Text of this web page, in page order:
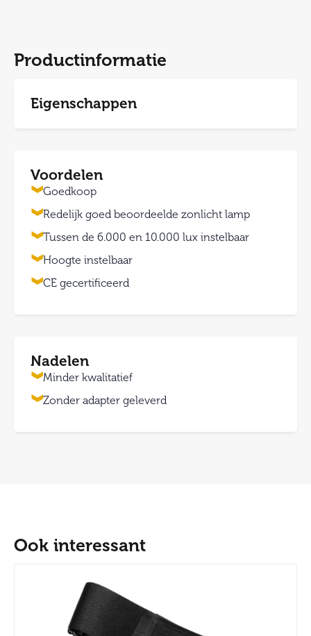
Productinformatie
Eigenschappen
Voordelen
Goedkoop
Redelijk goed beoordeelde zonlicht lamp
Tussen de 6.000 en 10.000 lux instelbaar
Hoogte instelbaar
CE gecertificeerd
Nadelen
Minder kwalitatief
Zonder adapter geleverd
Ook interessant